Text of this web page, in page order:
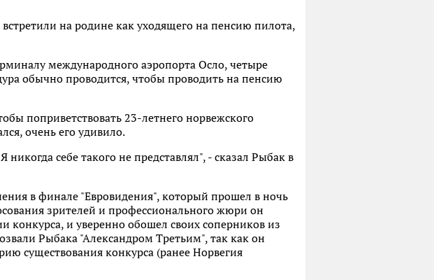
на родине как уходящего на пенсию пилота,
международного аэропорта Осло, четыре
обычно проводится, чтобы проводить на пенсию
поприветствовать 23-летнего норвежского
очень его удивило.
себе такого не представлял", - сказал Рыбак в
в финале "Евровидения", который прошел в ночь
зрителей и профессионального жюри он
конкурса, и уверенно обошел своих соперников из
Рыбака "Александром Третьим", так как он
существования конкурса (ранее Норвегия